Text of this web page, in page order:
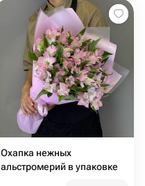
Охапка нежных
альстромерий в упаковке